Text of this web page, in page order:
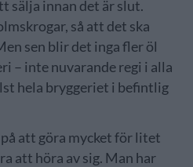
sälja innan det är slut.
så att det ska
sen blir det inga fler öl
– inte nuvarande regi i alla
hela bryggeriet i befintlig
på att göra mycket för litet
att höra av sig. Man har